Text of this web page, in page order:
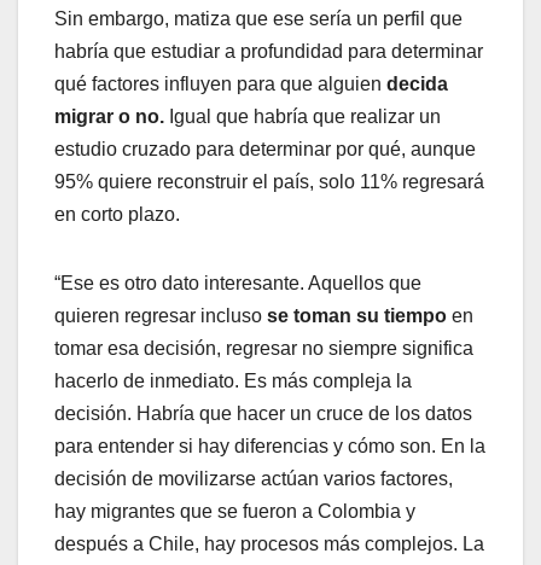
Sin embargo, matiza que ese sería un perfil que
habría que estudiar a profundidad para determinar
qué factores influyen para que alguien decida
migrar o no. Igual que habría que realizar un
estudio cruzado para determinar por qué, aunque
95% quiere reconstruir el país, solo 11% regresará
en corto plazo.
“Ese es otro dato interesante. Aquellos que
quieren regresar incluso se toman su tiempo en
tomar esa decisión, regresar no siempre significa
hacerlo de inmediato. Es más compleja la
decisión. Habría que hacer un cruce de los datos
para entender si hay diferencias y cómo son. En la
decisión de movilizarse actúan varios factores,
hay migrantes que se fueron a Colombia y
después a Chile, hay procesos más complejos. La